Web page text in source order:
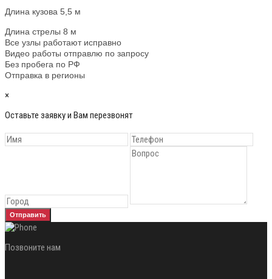
Длина кузова 5,5 м
Длина стрелы 8 м
Все узлы работают исправно
Видео работы отправлю по запросу
Без пробега по РФ
Отправка в регионы
×
Оставьте заявку и Вам перезвонят
Отправить
Позвоните нам